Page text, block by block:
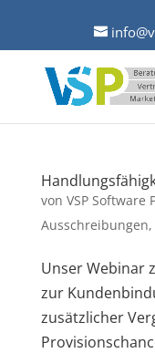
von VSP Software
Ausschreibungen,
Unser Webinar
zur
zusätzlicher